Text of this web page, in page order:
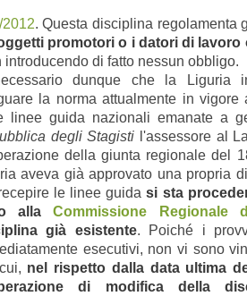
. Questa disciplina regolamenta
promotori o i datori di
introducendo di fatto nessun obbligo.
dunque che la Liguria
la norma attualmente in vigore
linee guida nazionali emanate a
degli Stagisti l'assessore al
della giunta regionale del
aveva già approvato una propria
le linee guidasi sta
allaCommissione Regionale
già esistente. Poiché i
esecutivi, non vi sono
nel rispetto dalla data ultima
di modifica della